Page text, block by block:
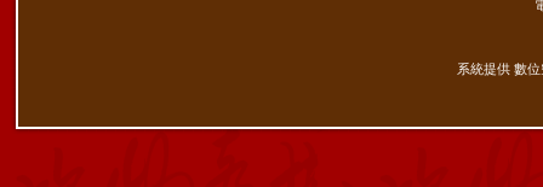
系統提供 數